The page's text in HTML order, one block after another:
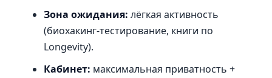
Зона ожидания: лёгкая активность
(биохакинг-тестирование, книги по
Longevity).
Кабинет: максимальная приватность +